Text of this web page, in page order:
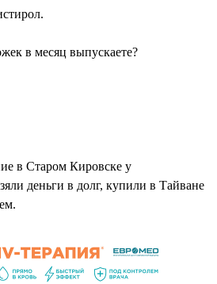
в месяц выпускаете?
в Старом Кировске у
деньги в долг, купили в Тайване